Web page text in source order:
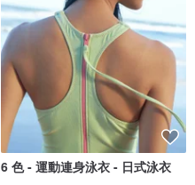
6 色 - 運動連身泳衣 - 日式泳衣